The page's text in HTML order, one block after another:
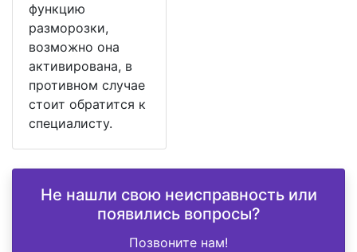
функцию
разморозки,
возможно она
активирована, в
противном случае
стоит обратится к
специалисту.
Не нашли свою неисправность или
появились вопросы?
Позвоните нам!